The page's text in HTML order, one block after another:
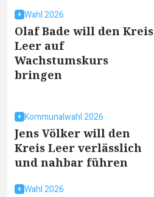
Wahl 2026
Olaf Bade will den Kreis
Leer auf
Wachstumskurs
bringen
Kommunalwahl 2026
Jens Völker will den
Kreis Leer verlässlich
und nahbar führen
Wahl 2026